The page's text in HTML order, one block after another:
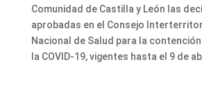
Comunidad de Castilla y León las
aprobadas en el Consejo
Nacional de Salud para la
la COVID-19, vigentes hasta el 9 de